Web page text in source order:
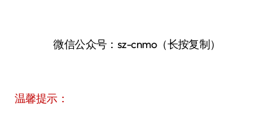
微信公众号：sz-cnmo（长按复制）
温馨提示：